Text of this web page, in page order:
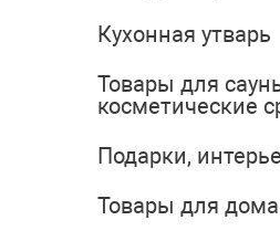
Кухонная утварь
Товары для
косметические
Подарки,
Товары для дома